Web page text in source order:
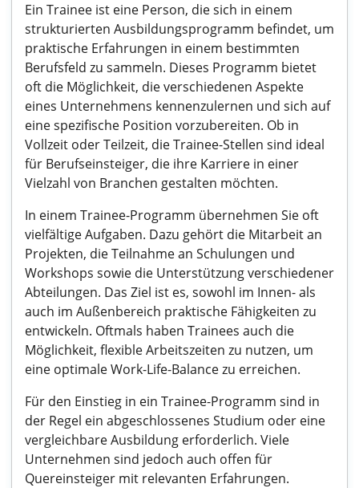
Ein Trainee ist eine Person, die sich in einem
strukturierten Ausbildungsprogramm befindet, um
praktische Erfahrungen in einem bestimmten
Berufsfeld zu sammeln. Dieses Programm bietet
oft die Möglichkeit, die verschiedenen Aspekte
eines Unternehmens kennenzulernen und sich auf
eine spezifische Position vorzubereiten. Ob in
Vollzeit oder Teilzeit, die Trainee-Stellen sind ideal
für Berufseinsteiger, die ihre Karriere in einer
Vielzahl von Branchen gestalten möchten.
In einem Trainee-Programm übernehmen Sie oft
vielfältige Aufgaben. Dazu gehört die Mitarbeit an
Projekten, die Teilnahme an Schulungen und
Workshops sowie die Unterstützung verschiedener
Abteilungen. Das Ziel ist es, sowohl im Innen- als
auch im Außenbereich praktische Fähigkeiten zu
entwickeln. Oftmals haben Trainees auch die
Möglichkeit, flexible Arbeitszeiten zu nutzen, um
eine optimale Work-Life-Balance zu erreichen.
Für den Einstieg in ein Trainee-Programm sind in
der Regel ein abgeschlossenes Studium oder eine
vergleichbare Ausbildung erforderlich. Viele
Unternehmen sind jedoch auch offen für
Quereinsteiger mit relevanten Erfahrungen.